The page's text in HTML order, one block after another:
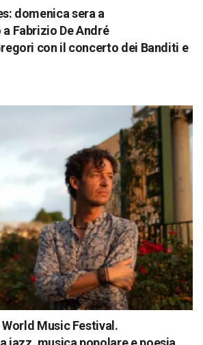
domenica sera a
Fabrizio De André
con il concerto dei Banditi e
Music Festival.